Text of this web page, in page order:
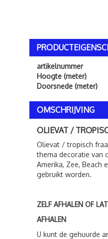
artikelnummer
Hoogte (meter)
Doorsnede (meter)
OMSCHRIJVING
OLIEVAT /
Olievat / tropisch
thema decoratie van
Amerika, Zee, Beach
gebruikt worden.
ZELF AFHALEN OF
AFHALEN
U kunt de gehuurde